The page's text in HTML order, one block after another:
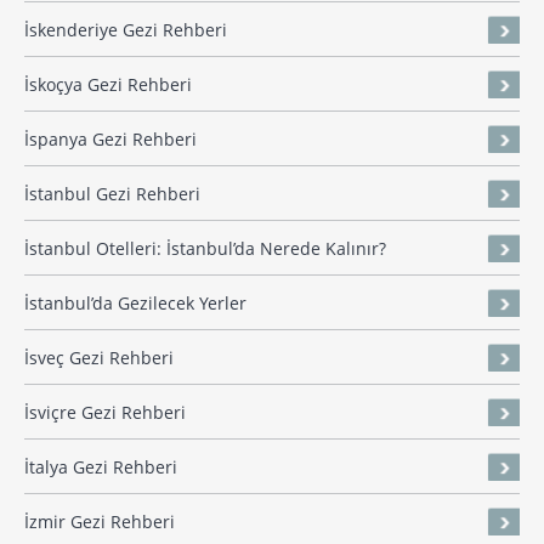
İskenderiye Gezi Rehberi
İskoçya Gezi Rehberi
İspanya Gezi Rehberi
İstanbul Gezi Rehberi
İstanbul Otelleri: İstanbul’da Nerede Kalınır?
İstanbul’da Gezilecek Yerler
İsveç Gezi Rehberi
İsviçre Gezi Rehberi
İtalya Gezi Rehberi
İzmir Gezi Rehberi